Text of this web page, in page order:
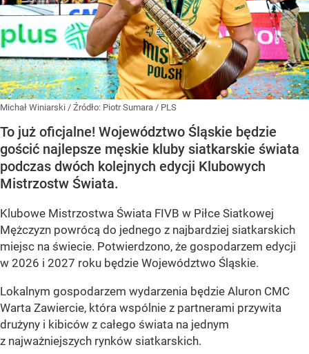
Michał Winiarski / Źródło: Piotr Sumara / PLS
To już oficjalne! Województwo Śląskie będzie
gościć najlepsze męskie kluby siatkarskie świata
podczas dwóch kolejnych edycji Klubowych
Mistrzostw Świata.
Klubowe Mistrzostwa Świata FIVB w Piłce Siatkowej
Mężczyzn powrócą do jednego z najbardziej siatkarskich
miejsc na świecie. Potwierdzono, że gospodarzem edycji
w 2026 i 2027 roku będzie Województwo Śląskie.
Lokalnym gospodarzem wydarzenia będzie Aluron CMC
Warta Zawiercie, która wspólnie z partnerami przywita
drużyny i kibiców z całego świata na jednym
z najważniejszych rynków siatkarskich.